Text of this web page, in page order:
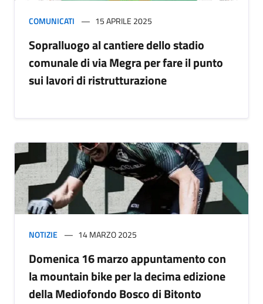
COMUNICATI 15 APRILE 2025
Sopralluogo al cantiere dello stadio
comunale di via Megra per fare il punto
sui lavori di ristrutturazione
NOTIZIE 14 MARZO 2025
Domenica 16 marzo appuntamento con
la mountain bike per la decima edizione
della Mediofondo Bosco di Bitonto